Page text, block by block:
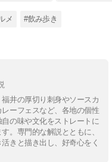
メ #飲み歩き
井の厚切り刺身やソースカ
ーフェスなど、各地の個性
の味や文化をストレートに
。専門的な解説とともに、
きと描き出し、好奇心をく